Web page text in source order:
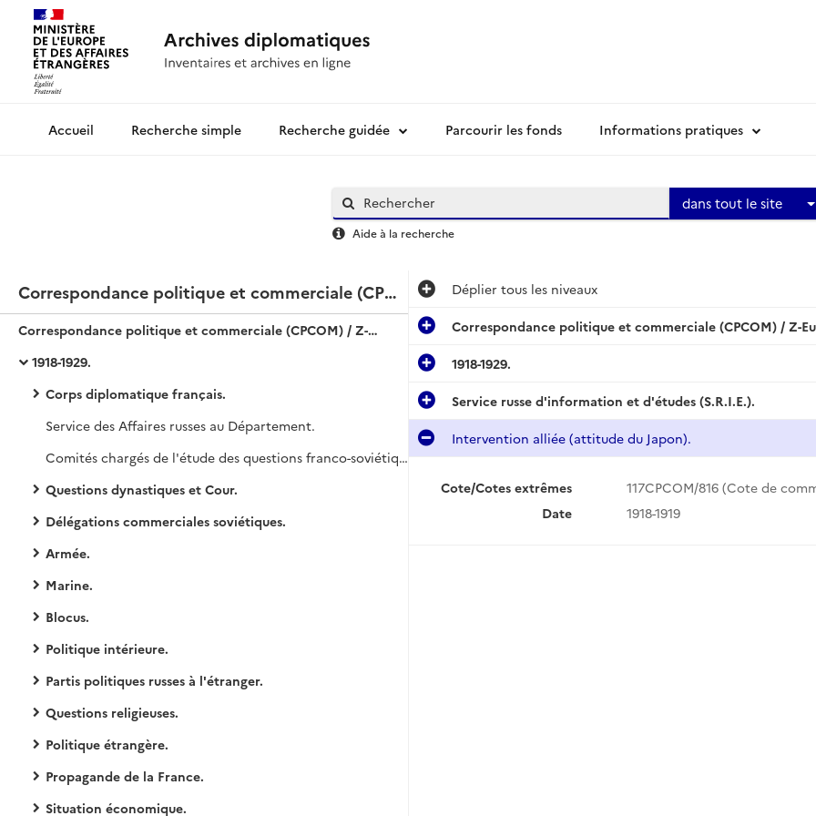
Archives diplomatiquesRecherche simple Recherche guidée Parcourir les fonds Informations pratiques
dans tout le site
Aide à la recherche
Correspondance politique et commerciale (CPCOM) / Z-Europe / URSS
Correspondance politique et commerciale (CPCOM) / Z-Europe / URSS
1918-1929.
Corps diplomatique français.
Service des Affaires russes au Département.
Comités chargés de l'étude des questions franco-soviétiques.
Questions dynastiques et Cour.
Délégations commerciales soviétiques.
Armée.
Marine.
Blocus.
Politique intérieure.
Partis politiques russes à l'étranger.
Questions religieuses.
Politique étrangère.
Propagande de la France.
Situation économique.
Déplier tous les niveaux
Correspondance politique et commerciale (CPCOM) / Z-
1918-1929.
Service russe d'information et d'études (S.R.I.E.).
Intervention alliée (attitude du Japon).
Cote/Cotes extrêmes
117CPCOM/816 (Cote de
Date
1918-1919